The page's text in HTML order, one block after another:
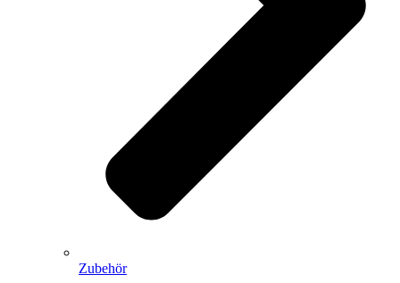
Zubehör